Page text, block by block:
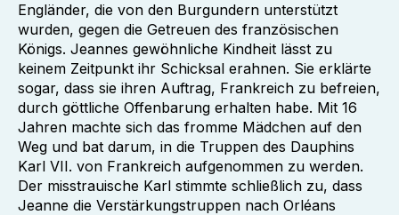
Engländer, die von den Burgundern unterstützt
wurden, gegen die Getreuen des französischen
Königs. Jeannes gewöhnliche Kindheit lässt zu
keinem Zeitpunkt ihr Schicksal erahnen. Sie erklärte
sogar, dass sie ihren Auftrag, Frankreich zu befreien,
durch göttliche Offenbarung erhalten habe. Mit 16
Jahren machte sich das fromme Mädchen auf den
Weg und bat darum, in die Truppen des Dauphins
Karl VII. von Frankreich aufgenommen zu werden.
Der misstrauische Karl stimmte schließlich zu, dass
Jeanne die Verstärkungstruppen nach Orléans